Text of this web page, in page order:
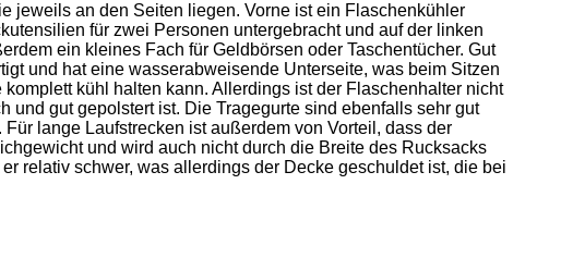
jeweils an den Seiten liegen. Vorne ist ein Flaschenkühler
für zwei Personen untergebracht und auf der linken
ein kleines Fach für Geldbörsen oder Taschentücher. Gut
und hat eine wasserabweisende Unterseite, was beim Sitzen
kühl halten kann. Allerdings ist der Flaschenhalter nicht
und gut gepolstert ist. Die Tragegurte sind ebenfalls sehr gut
lange Laufstrecken ist außerdem von Vorteil, dass der
und wird auch nicht durch die Breite des Rucksacks
relativ schwer, was allerdings der Decke geschuldet ist, die bei